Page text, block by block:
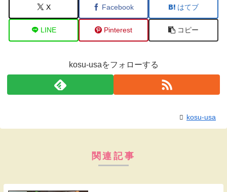
X Facebook はてブ
LINE Pinterest コピー
kosu-usaをフォローする
kosu-usa
関連記事